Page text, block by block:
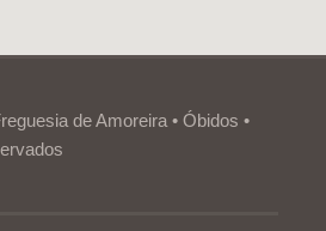
de Amoreira • Óbidos •